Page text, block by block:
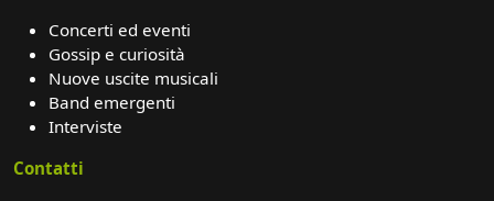
Concerti ed eventi
Gossip e curiosità
Nuove uscite musicali
Band emergenti
Interviste
Contatti